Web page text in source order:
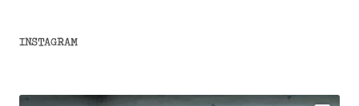
INSTAGRAM